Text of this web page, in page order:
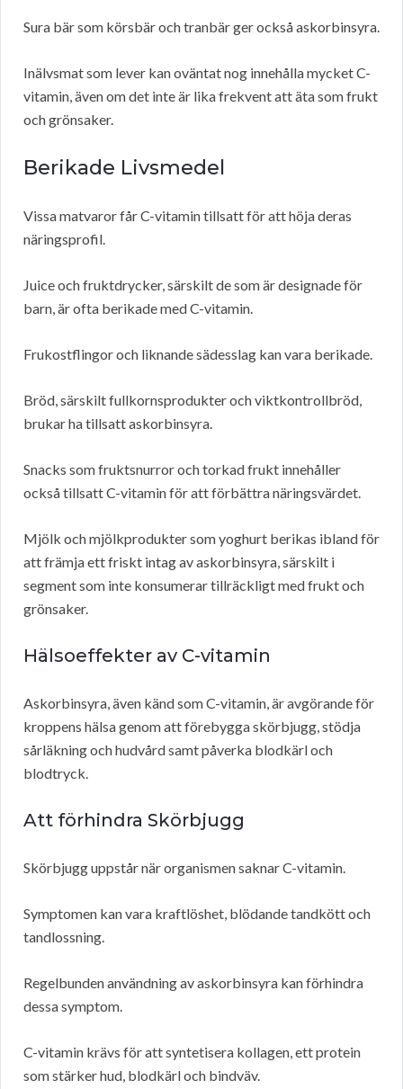
Sura bär som körsbär och tranbär ger också askorbinsyra.
Inälvsmat som lever kan oväntat nog innehålla mycket C-
vitamin, även om det inte är lika frekvent att äta som frukt
och grönsaker.
Berikade Livsmedel
Vissa matvaror får C-vitamin tillsatt för att höja deras
näringsprofil.
Juice och fruktdrycker, särskilt de som är designade för
barn, är ofta berikade med C-vitamin.
Frukostflingor och liknande sädesslag kan vara berikade.
Bröd, särskilt fullkornsprodukter och viktkontrollbröd,
brukar ha tillsatt askorbinsyra.
Snacks som fruktsnurror och torkad frukt innehåller
också tillsatt C-vitamin för att förbättra näringsvärdet.
Mjölk och mjölkprodukter som yoghurt berikas ibland för
att främja ett friskt intag av askorbinsyra, särskilt i
segment som inte konsumerar tillräckligt med frukt och
grönsaker.
Hälsoeffekter av C-vitamin
Askorbinsyra, även känd som C-vitamin, är avgörande för
kroppens hälsa genom att förebygga skörbjugg, stödja
sårläkning och hudvård samt påverka blodkärl och
blodtryck.
Att förhindra Skörbjugg
Skörbjugg uppstår när organismen saknar C-vitamin.
Symptomen kan vara kraftlöshet, blödande tandkött och
tandlossning.
Regelbunden användning av askorbinsyra kan förhindra
dessa symptom.
C-vitamin krävs för att syntetisera kollagen, ett protein
som stärker hud, blodkärl och bindväv.